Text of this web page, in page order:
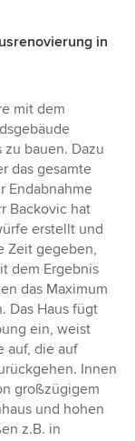
in
mit dem
bauen. Dazu
das gesamte
Endabnahme
Backovic hat
erstellt und
Zeit gegeben,
dem Ergebnis
das Maximum
Das Haus fügt
ein, weist
auf, die auf
Innen
großzügigem
und hohen
z.B. in